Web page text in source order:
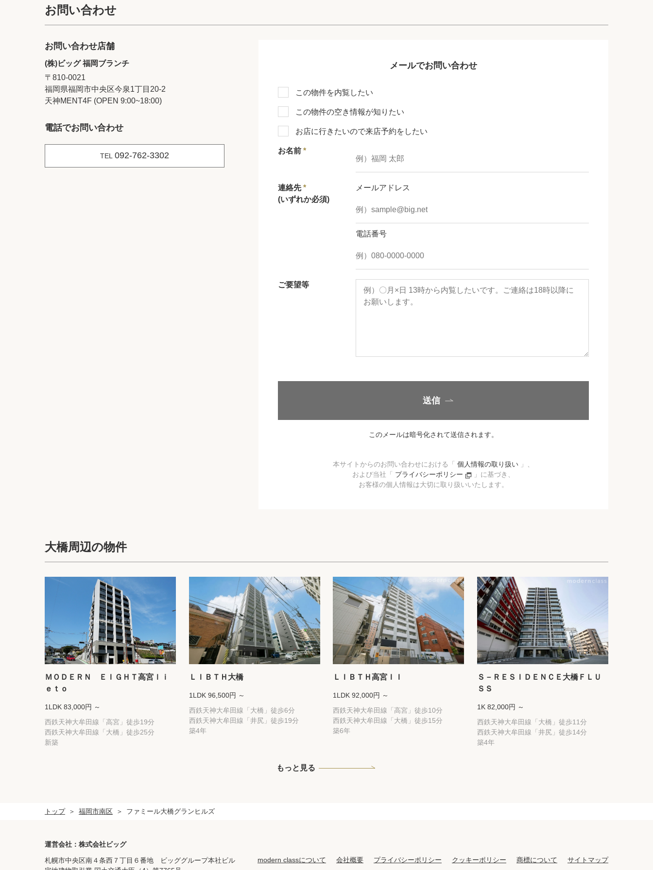
お問い合わせ
お問い合わせ店舗
(株)ビッグ 福岡ブランチ
〒810-0021
福岡県福岡市中央区今泉1丁目20‐2
天神MENT4F (OPEN 9:00~18:00)
電話でお問い合わせ
TEL 092-762-3302
メールでお問い合わせ
この物件を内覧したい
この物件の空き情報が知りたい
お店に行きたいので来店予約をしたい
お名前 *
連絡先*
(いずれか必須)
メールアドレス
電話番号
ご要望等
送信
このメールは暗号化されて送信されます。
本サイトからのお問い合わせにおける「 個人情報の取り扱い 」、
および当社「 プライバシーポリシー
」に基づき、
お客様の個人情報は大切に取り扱いいたします。
大橋周辺の物件
ＭＯＤＥＲＮ ＥＩＧＨＴ高宮ｌｉ
ｅｔｏ
1LDK 83,000円 ～
西鉄天神大牟田線「高宮」徒歩19分
西鉄天神大牟田線「大橋」徒歩25分
新築
ＬＩＢＴＨ大橋
1LDK 96,500円 ～
西鉄天神大牟田線「大橋」徒歩6分
西鉄天神大牟田線「井尻」徒歩19分
築4年
ＬＩＢＴＨ高宮ＩＩ
1LDK 92,000円 ～
西鉄天神大牟田線「高宮」徒歩10分
西鉄天神大牟田線「大橋」徒歩15分
築6年
Ｓ－ＲＥＳＩＤＥＮＣＥ大橋ＦＬＵ
ＳＳ
1K 82,000円 ～
西鉄天神大牟田線「大橋」徒歩11分
西鉄天神大牟田線「井尻」徒歩14分
築4年
もっと見る
トップ 福岡市南区 ファミール大橋グランヒルズ
運営会社：株式会社ビッグ
札幌市中央区南４条西７丁目６番地 ビッググループ本社ビル
modern classについて 会社概要 プライバシーポリシー クッキーポリシー 商標について サイトマップ